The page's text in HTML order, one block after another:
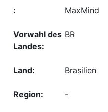
MaxMind
BR
Brasilien
-